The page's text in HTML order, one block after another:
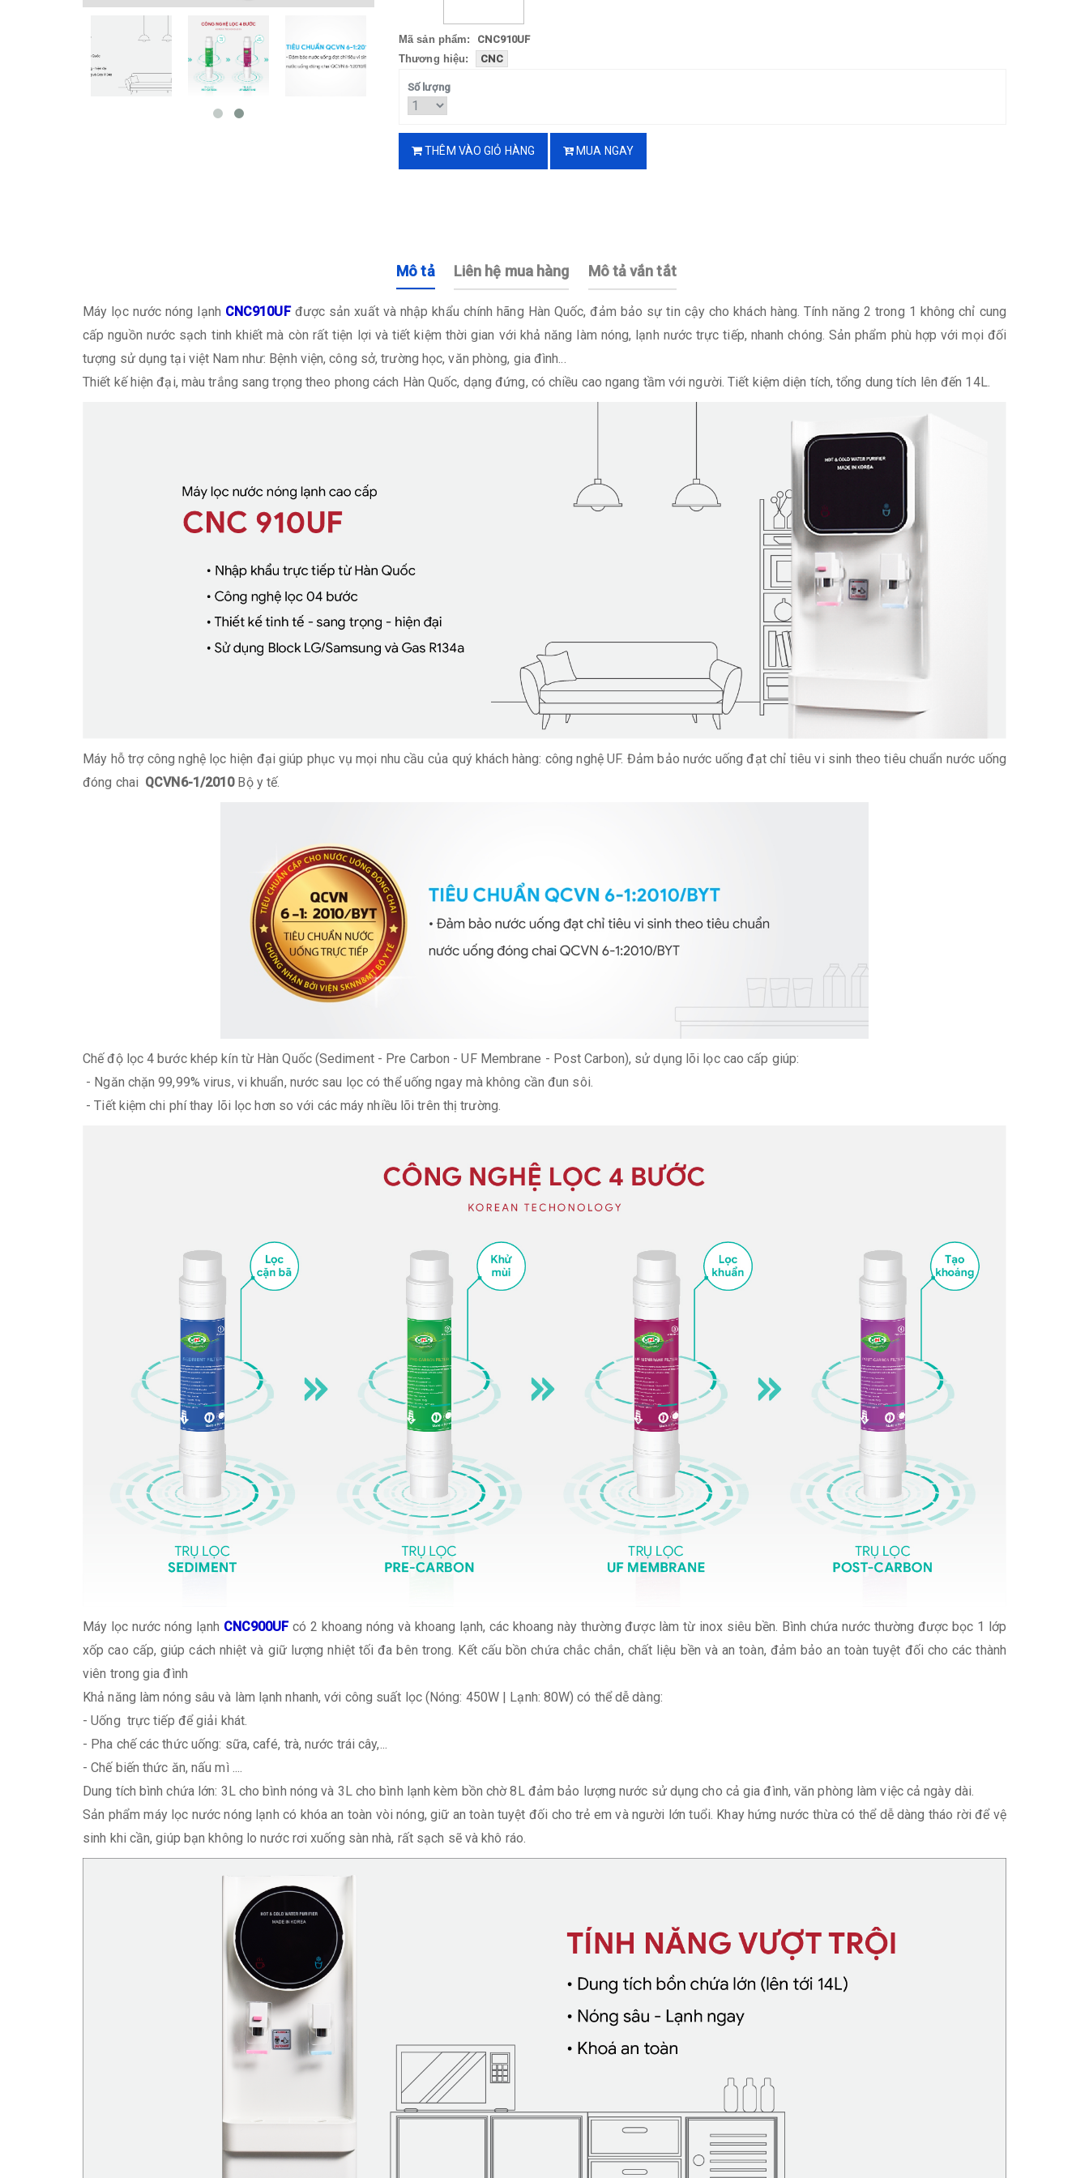
Mã sản phẩm:
CNC910UF
Thương hiệu:
CNC
Số lượng
THÊM VÀO GIỎ HÀNG MUA NGAY
Mô tả Liên hệ mua hàng Mô tả vắn tắt
Máy lọc nước nóng lạnh CNC910UFđược sản xuất và nhập khẩu chính hãng Hàn Quốc, đảm bảo sự tin cậy cho khách hàng. Tính năng 2 trong 1 không chỉ cung
cấp nguồn nước sạch tinh khiết mà còn rất tiện lợi và tiết kiệm thời gian với khả năng làm nóng, lạnh nước trực tiếp, nhanh chóng. Sản phẩm phù hợp với mọi đối
tượng sử dụng tại việt Nam như: Bệnh viện, công sở, trường học, văn phòng, gia đình...
Thiết kế hiện đại, màu trắng sang trọng theo phong cách Hàn Quốc, dạng đứng, có chiều cao ngang tầm với người. Tiết kiệm diện tích, tổng dung tích lên đến 14L.
Máy hỗ trợ công nghệ lọc hiện đại giúp phục vụ mọi nhu cầu của quý khách hàng: công nghệ UF. Đảm bảo nước uống đạt chỉ tiêu vi sinh theo tiêu chuẩn nước uống
đóng chai QCVN6-1/2010 Bộ y tế.
Chế độ lọc 4 bước khép kín từ Hàn Quốc (Sediment - Pre Carbon - UF Membrane - Post Carbon), sử dụng lõi lọc cao cấp giúp:
- Ngăn chặn 99,99% virus, vi khuẩn, nước sau lọc có thể uống ngay mà không cần đun sôi.
- Tiết kiệm chi phí thay lõi lọc hơn so với các máy nhiều lõi trên thị trường.
Máy lọc nước nóng lạnh CNC900UF có 2 khoang nóng và khoang lạnh, các khoang này thường được làm từ inox siêu bền. Bình chứa nước thường được bọc 1 lớp
xốp cao cấp, giúp cách nhiệt và giữ lượng nhiệt tối đa bên trong. Kết cấu bồn chứa chắc chắn, chất liệu bền và an toàn, đảm bảo an toàn tuyệt đối cho các thành
viên trong gia đình
Khả năng làm nóng sâu và làm lạnh nhanh, với công suất lọc (Nóng: 450W | Lạnh: 80W) có thể dễ dàng:
- Uống trực tiếp để giải khát.
- Pha chế các thức uống: sữa, café, trà, nước trái cây,...
- Chế biến thức ăn, nấu mì ....
Dung tích bình chứa lớn: 3L cho bình nóng và 3L cho bình lạnh kèm bồn chờ 8L đảm bảo lượng nước sử dụng cho cả gia đình, văn phòng làm việc cả ngày dài.
Sản phẩm máy lọc nước nóng lạnh có khóa an toàn vòi nóng, giữ an toàn tuyệt đối cho trẻ em và người lớn tuổi. Khay hứng nước thừa có thể dễ dàng tháo rời để vệ
sinh khi cần, giúp bạn không lo nước rơi xuống sàn nhà, rất sạch sẽ và khô ráo.